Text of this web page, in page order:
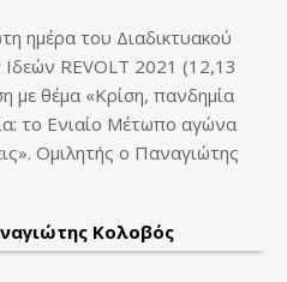
ημέρα του Διαδικτυακού
REVOLT 2021 (12,13
με θέμα «Κρίση, πανδημία
το Ενιαίο Μέτωπο αγώνα
Ομιλητής ο Παναγιώτης
Κολοβός